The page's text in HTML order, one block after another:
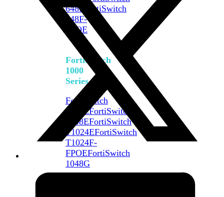
648F
FortiSwitch
648F-
FPOE
FortiSwitch
1000
Series
FortiSwitch
1024EFortiSwitch
1048EFortiSwitch
T1024EFortiSwitch
T1024F-
FPOEFortiSwitch
1048G